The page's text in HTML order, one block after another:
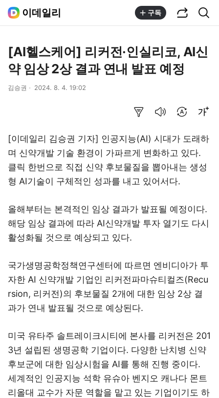
이데일리 구독
[AI헬스케어] 리커전·인실리코, AI신
약 임상 2상 결과 연내 발표 예정
김승권 2024. 8. 4. 19:02
[이데일리 김승권 기자] 인공지능(AI) 시대가 도래하
며 신약개발 기술 환경이 가파르게 변화하고 있다.
클릭 한번으로 직접 신약 후보물질을 뽑아내는 생성
형 AI기술이 구체적인 성과를 내고 있어서다.
올해부터는 본격적인 임상 결과가 발표될 예정이다.
해당 임상 결과에 따라 AI신약개발 투자 열기도 다시
활성화될 것으로 예상되고 있다.
국가생명공학정책연구센터에 따르면 엔비디아가 투
자한 AI 신약개발 기업인 리커전파마슈티컬즈(Recu
rsion, 리커전)의 후보물질 2개에 대한 임상 2상 결
과가 연내 발표될 것으로 예상된다.
미국 유타주 솔트레이크시티에 본사를 리커전은 201
3년 설립된 생명공학 기업이다. 다양한 난치병 신약
후보군에 대한 임상시험을 AI를 통해 진행 중이다.
세계적인 인공지능 석학 유슈아 벤지오 캐나다 몬트
리올대 교수가 자문 역할을 맡고 있는 기업이기도 하